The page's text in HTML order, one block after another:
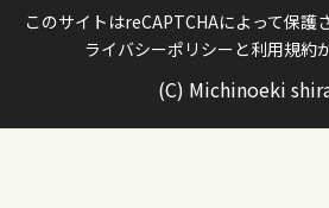
このサイトはreCAPTCHAによって保護
ライバシーポリシーと利用規約
(C) Michinoeki